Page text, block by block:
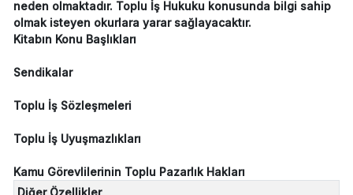
neden olmaktadır. Toplu İş Hukuku konusunda bilgi sahip
olmak isteyen okurlara yarar sağlayacaktır.
Kitabın Konu Başlıkları
Sendikalar
Toplu İş Sözleşmeleri
Toplu İş Uyuşmazlıkları
Kamu Görevlilerinin Toplu Pazarlık Hakları